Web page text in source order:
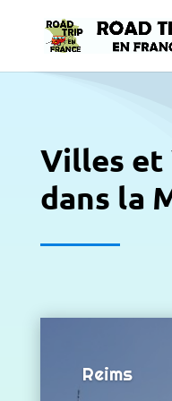
Villes et
dans la
Reims